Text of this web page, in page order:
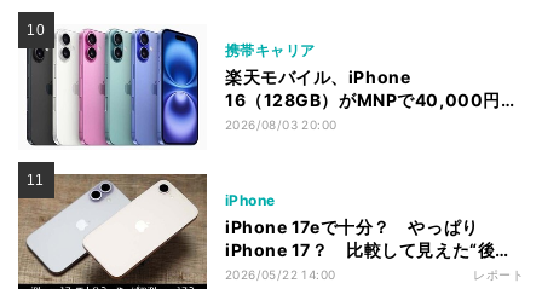
携帯キャリア
楽天モバイル、iPhone
16（128GB）がMNPで40,000円引
きに 新規契約でも40,000ポイント
2026/08/03 20:00
iPhone
iPhone 17eで十分？ やっぱり
iPhone 17？ 比較して見えた“後悔
しない選び方”
2026/05/22 14:00 レポート